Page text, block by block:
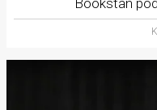
Bookstan